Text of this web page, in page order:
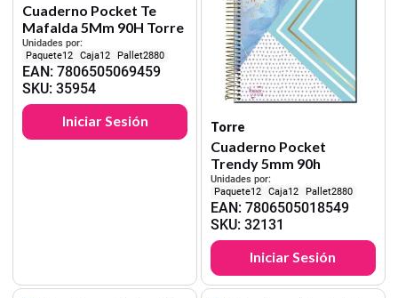
Cuaderno Pocket Te
Mafalda 5Mm 90H Torre
Unidades por:
12
12 2880
EAN:7806505069459
SKU:35954
Iniciar Sesión
Torre
Cuaderno Pocket
Trendy 5mm 90h
Unidades por:
12
12 2880
EAN: 7806505018549
SKU: 32131
Iniciar Sesión